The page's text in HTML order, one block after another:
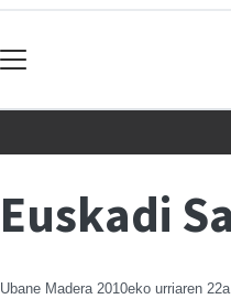
Euskadi
Ubane Madera 2010eko urriaren 22a